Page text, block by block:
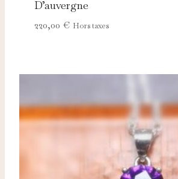
D’auvergne
220,00 € Hors taxes